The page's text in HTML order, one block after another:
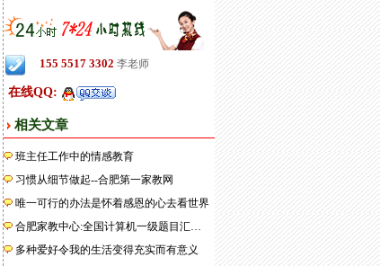
155 5517 3302 李老师
在线QQ:
相关文章
班主任工作中的情感教育
习惯从细节做起--合肥第一家教网
唯一可行的办法是怀着感恩的心去看世界
合肥家教中心:全国计算机一级题目汇…
多种爱好令我的生活变得充实而有意义